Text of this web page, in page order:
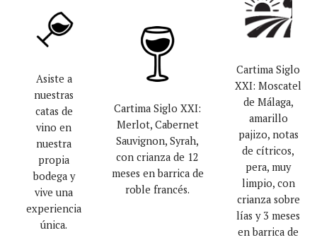
Asiste a
nuestras
catas de
vino en
nuestra
propia
bodega y
vive una
experiencia
única.
Cartima Siglo XXI:
Merlot, Cabernet
Sauvignon, Syrah,
con crianza de 12
meses en barrica de
roble francés.
Cartima Siglo
XXI: Moscatel
de Málaga,
amarillo
pajizo, notas
de cítricos,
pera, muy
limpio, con
crianza sobre
lías y 3 meses
en barrica de